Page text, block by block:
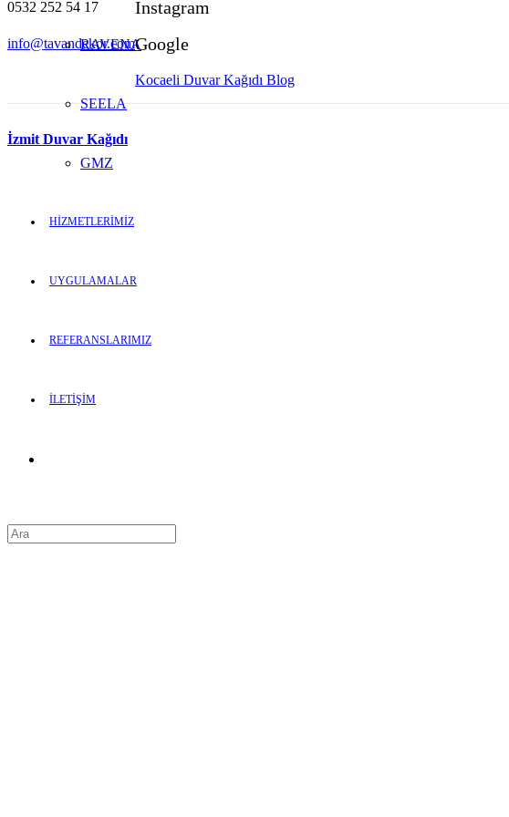
0532 252 54 17
info@tavandekor.com
Instagram
Google
Kocaeli Duvar Kağıdı Blog
RAVENA
SEELA
GMZ
HİZMETLERİMİZ
UYGULAMALAR
REFERANSLARIMIZ
İLETİŞİM
İzmit Duvar Kağıdı